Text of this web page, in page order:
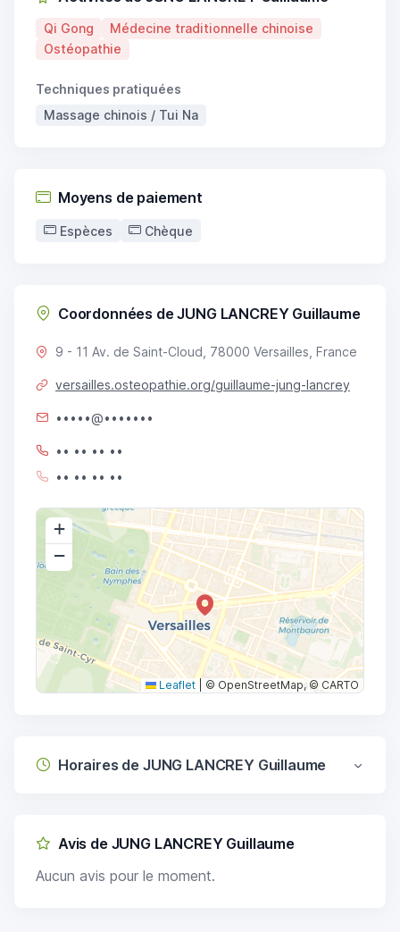
Qi Gong
Médecine traditionnelle chinoise
Ostéopathie
Techniques pratiquées
Massage chinois / Tui Na
Moyens de paiement
Espèces Chèque
Coordonnées de JUNG LANCREY Guillaume
9 - 11 Av. de Saint-Cloud, 78000 Versailles, France
versailles.osteopathie.org/guillaume-jung-lancrey
•••••@•••••••
•• •• •• ••
•• •• •• ••
+
−
Leaflet © OpenStreetMap, © CARTO
Horaires de JUNG LANCREY Guillaume
Avis de JUNG LANCREY Guillaume
Aucun avis pour le moment.